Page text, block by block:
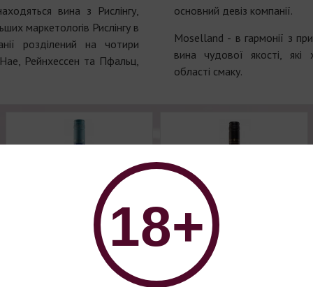
18+
вина з Рислінгу,
маркетологів Рислінгу в
розділений на чотири
Рейнхессен та Пфальц,
основний девіз компанії.
Мoselland - в гармонії з
вина чудової якості, які
області смаку.
Вино серії Moselland
Вино серії Moselland